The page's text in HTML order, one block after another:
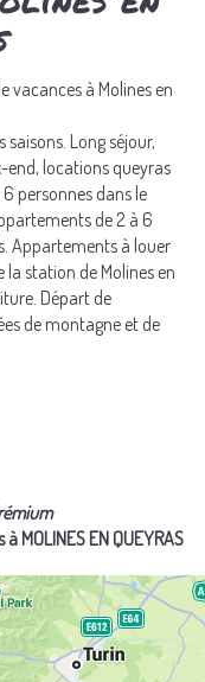
vacances à Molines en
Long séjour,
end, locations queyras
personnes dans le
de 2 à 6
Appartements à louer
la station de Molines en
Départ de
de montagne et de
MOLINES EN QUEYRAS